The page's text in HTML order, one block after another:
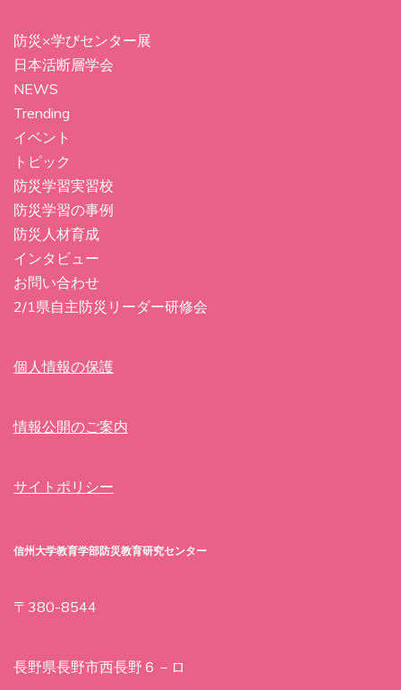
防災×学びセンター展
日本活断層学会
NEWS
Trending
イベント
トピック
防災学習実習校
防災学習の事例
防災人材育成
インタビュー
お問い合わせ
2/1県自主防災リーダー研修会
個人情報の保護
情報公開のご案内
サイトポリシー
信州大学教育学部防災教育研究センター
〒380-8544
長野県長野市西長野６－ロ